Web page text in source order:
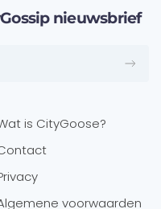
nieuwsbrief
is CityGoose?
voorwaarden